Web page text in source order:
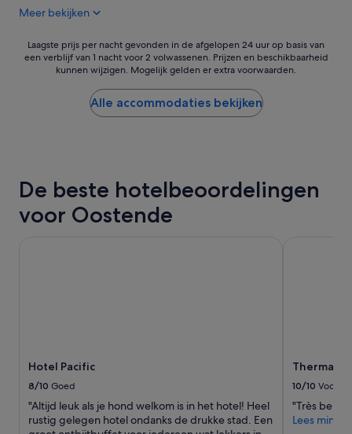
Meer bekijken
Laagste
prijs
op
basis
van
beschikbaarheid
kunnen
wijzigen.
Mogelijk
gelden
Laagste prijs per nacht gevonden in de afgelopen 24 uur op basis van
een verblijf van 1 nacht voor 2 volwassenen. Prijzen en beschikbaarheid
kunnen wijzigen. Mogelijk gelden er extra voorwaarden.
Alle accommodaties bekijken
De beste hotelbeoordelingen
voor Oostende
Hotel Pacific
8/10 Goed
"Altijd leuk als je hond welkom is in het hotel! Heel
rustig gelegen hotel ondanks de drukke stad. Een
Thermae
10/10
"Très bel
Lees minder